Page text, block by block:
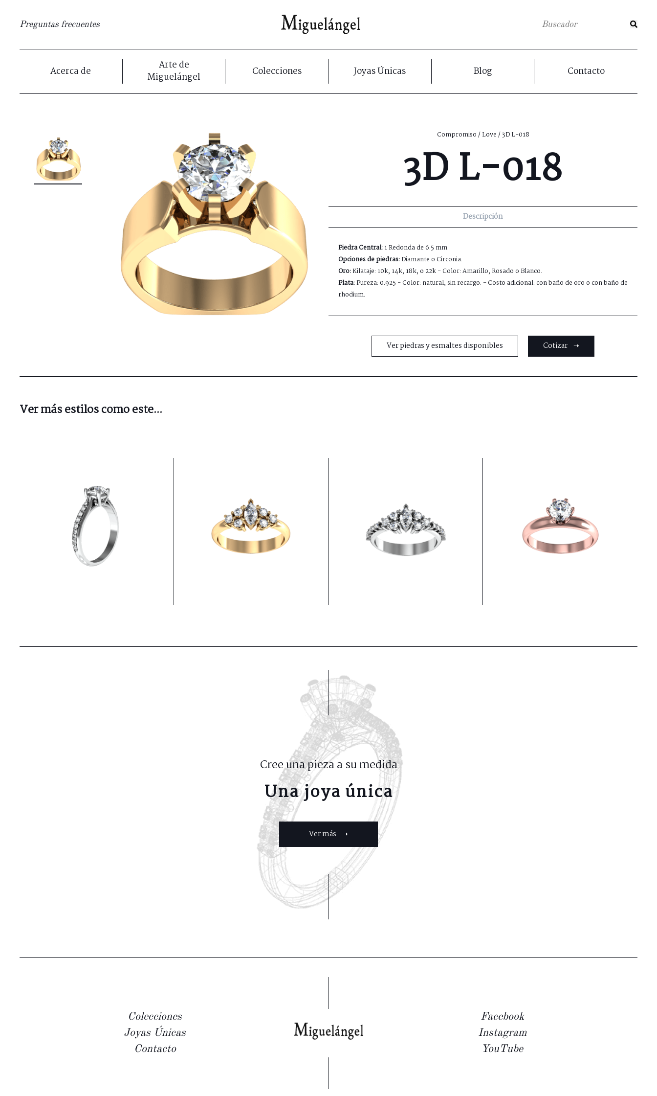
Preguntas frecuentes
Acerca de
Arte de
Miguelángel
Colecciones Joyas Únicas Blog Contacto
Compromiso/Love/ 3D L-018
3D L-018
Descripción
Piedra Central:1 Redonda de 6.5 mm
Opciones de piedras:Diamante o Circonia.
Oro:Kilataje: 10k, 14k, 18k, o 22k - Color: Amarillo, Rosado o Blanco.
Plata:Pureza: 0.925 - Color: natural, sin recargo. - Costo adicional: con baño de oro o con baño de
rhodium.
Ver piedras y esmaltes disponibles Cotizar ➝
Ver más estilos como este...
Cree una pieza a su medida
Una joya única
Ver más ➝
Colecciones
Joyas Únicas
Contacto
Facebook
Instagram
YouTube